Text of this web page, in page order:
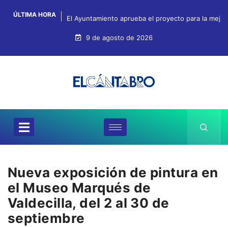
ÚLTIMA HORA El Ayuntamiento aprueba el proyecto para la
9 de agosto de 2026
Nueva exposición de pintura en
el Museo Marqués de
Valdecilla, del 2 al 30 de
septiembre